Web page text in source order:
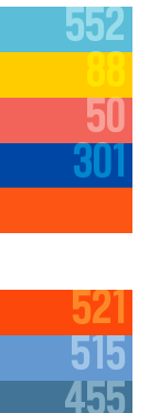
552
88
50
301
521
515
455